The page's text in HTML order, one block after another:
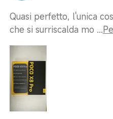
Quasi perfetto, l'unica
che si surriscalda mo ...